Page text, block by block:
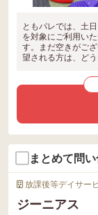
ともパレでは、土
を対象にご利用い
す。まだ空きがご
望される方は、ど
まとめて問
放課後等デイサー
ジーニアス